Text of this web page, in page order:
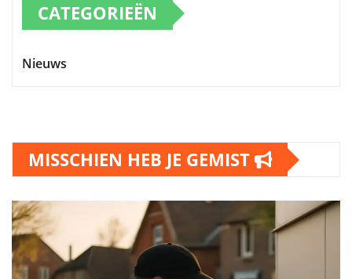
CATEGORIEËN
Nieuws
MISSCHIEN HEB JE GEMIST